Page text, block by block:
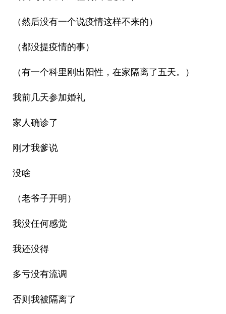
（然后没有一个说疫情这样不来的）
（都没提疫情的事）
（有一个科里刚出阳性，在家隔离了五天。）
我前几天参加婚礼
家人确诊了
刚才我爹说
没啥
（老爷子开明）
我没任何感觉
我还没得
多亏没有流调
否则我被隔离了